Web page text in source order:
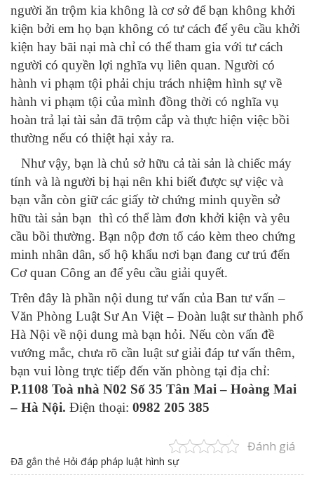
người ăn trộm kia không là cơ sở để bạn không khởi
kiện bởi em họ bạn không có tư cách để yêu cầu khởi
kiện hay bãi nại mà chỉ có thể tham gia với tư cách
người có quyền lợi nghĩa vụ liên quan. Người có
hành vi phạm tội phải chịu trách nhiệm hình sự về
hành vi phạm tội của mình đồng thời có nghĩa vụ
hoàn trả lại tài sản đã trộm cắp và thực hiện việc bồi
thường nếu có thiệt hại xảy ra.
Như vậy, bạn là chủ sở hữu cả tài sản là chiếc máy
tính và là người bị hại nên khi biết được sự việc và
bạn vẫn còn giữ các giấy tờ chứng minh quyền sở
hữu tài sản bạn thì có thể làm đơn khởi kiện và yêu
cầu bồi thường. Bạn nộp đơn tố cáo kèm theo chứng
minh nhân dân, sổ hộ khẩu nơi bạn đang cư trú đến
Cơ quan Công an để yêu cầu giải quyết.
Trên đây là phần nội dung tư vấn của Ban tư vấn –
Văn Phòng Luật Sư An Việt – Đoàn luật sư thành phố
Hà Nội về nội dung mà bạn hỏi. Nếu còn vấn đề
vướng mắc, chưa rõ cần luật sư giải đáp tư vấn thêm,
bạn vui lòng trực tiếp đến văn phòng tại địa chỉ:
P.1108 Toà nhà N02 Số 35 Tân Mai – Hoàng Mai
– Hà Nội. Điện thoại: 0982 205 385
Đánh giá
Đã gắn thẻ Hỏi đáp pháp luật hình sự